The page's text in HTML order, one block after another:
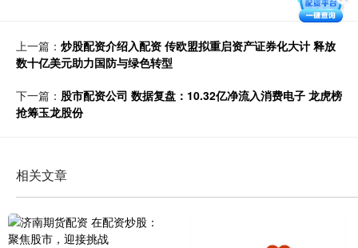
上一篇： 炒股配资介绍入配资 传欧盟拟重启资产证券化大计 释放
数十亿美元助力国防与绿色转型
下一篇： 股市配资公司 数据复盘：10.32亿净流入消费电子 龙虎榜
抢筹玉龙股份
相关文章